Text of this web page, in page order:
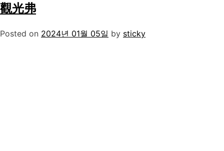
觀光弗
Posted on 2024년 01월 05일 by sticky